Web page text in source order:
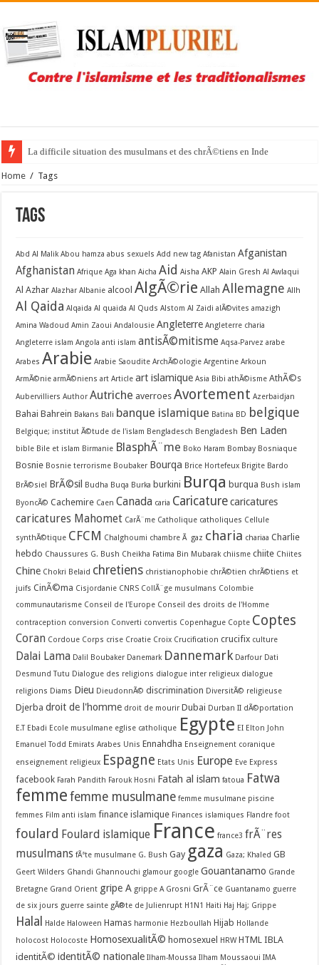
La difficile situation des musulmans et des chrÃ©tiens en Inde
Home / Tags
Tags
Abd Al Malik Abou hamza abus sexuels Add new tag Afanistan Afganistan
Afghanistan Afrique Aga khan Aicha Aid Aisha AKP Alain Gresh Al Awlaqui
Al Azhar Alazhar Albanie alcool AlgÃ©rie Allah Allemagne Allh
Al Qaida Alqaida Al quaida Al Quds Alstom Al Zaidi alÃ©vites amazigh
Amina Wadoud Amin Zaoui Andalousie Angleterre Angleterre charia
Angleterre islam Angola anti islam antisÃ©mitisme Aqsa-Parvez arabe
Arabes Arabie Arabie Saoudite ArchÃ©ologie Argentine Arkoun
ArmÃ©nie armÃ©niens art Article art islamique Asia Bibi athÃ©isme AthÃ©s
Aubervilliers Author Autriche averroes Avortement Azerbaidjan
Bahai Bahrein Bakans Bali banque islamique Batina BD belgique
Belgique; institut Ã©tude de l'islam Bengladesch Bengladesh Ben Laden
bible Bile et islam Birmanie BlasphÃ¨me Boko Haram Bombay Bosniaque
Bosnie Bosnie terrorisme Boubaker Bourqa Brice Hortefeux Brigite Bardo
BrÃ©siel BrÃ©sil Budha Buqa Burka burkini Burqa burqua Bush islam
ByoncÃ© Cachemire Caen Canada caria Caricature caricatures
caricatures Mahomet CarÃ¨me Catholique catholiques Cellule
synthÃ©tique CFCM Chalghoumi chambre Ã gaz charia chariaa Charlie
hebdo Chaussures G. Bush Cheikha Fatima Bin Mubarak chiisme chiite Chiites
Chine Chokri Belaid chretiens christianophobie chrÃ©tien chrÃ©tiens et
juifs CinÃ©ma Cisjordanie CNRS CollÃ¨ge musulmans Colombie
communautarisme Conseil de l'Europe Conseil des droits de l'Homme
contraception conversion Converti convertis Copenhague Copte Coptes
Coran Cordoue Corps crise Croatie Croix Crucification crucifix culture
Dalai Lama Dalil Boubaker Danemark Dannemark Darfour Dati
Desmund Tutu Dialogue des religions dialogue inter religieux dialogue
religions Diams Dieu DieudonnÃ© discrimination DiversitÃ© religieuse
Djerba droit de l'homme droit de mourir Dubai Durban II dÃ©portation
E.T Ebadi Ecole musulmane eglise catholique Egypte EI Elton John
Emanuel Todd Emirats Arabes Unis Ennahdha Enseignement coranique
enseignement religieux Espagne Etats Unis Europe Eve Express
facebook Farah Pandith Farouk Hosni Fatah al islam fatoua Fatwa
femme femme musulmane femme musulmane piscine
femmes Film anti islam finance islamique Finances islamiques Flandre foot
foulard Foulard islamique France france3 frÃ¨res
musulmans fÃªte musulmane G. Bush Gay gaza Gaza; Khaled GB
Geert Wilders Ghandi Ghannouchi glamour google Gouantanamo Grande
Bretagne Grand Orient gripe A grippe A Grosni GrÃ¨ce Guantanamo guerre
de six jours guerre sainte gÃ®te de Julienrupt H1N1 Haiti Haj Haj; Grippe
Halal Halde Haloween Hamas harmonie Hezboullah Hijab Hollande
holocost Holocoste HomosexualitÃ© homosexuel HRW HTML IBLA
identitÃ© identitÃ© nationale Ilham-Moussa Ilham Moussaoui IMA